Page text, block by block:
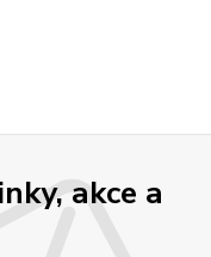
akce a